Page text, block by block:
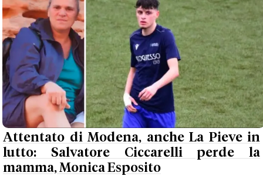
Attentato di Modena, anche La Pieve in
lutto: Salvatore Ciccarelli perde la
mamma, Monica Esposito